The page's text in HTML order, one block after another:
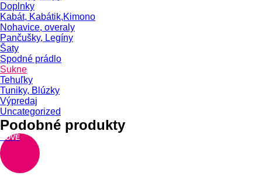
Doplnky
Kabát, Kabátik,Kimono
Nohavice, overaly
Pančušky, Legíny
Šaty
Spodné prádlo
Sukne
Tehuľky
Tuniky, Blúzky
Výpredaj
Uncategorized
Podobné produkty
NOVÉ